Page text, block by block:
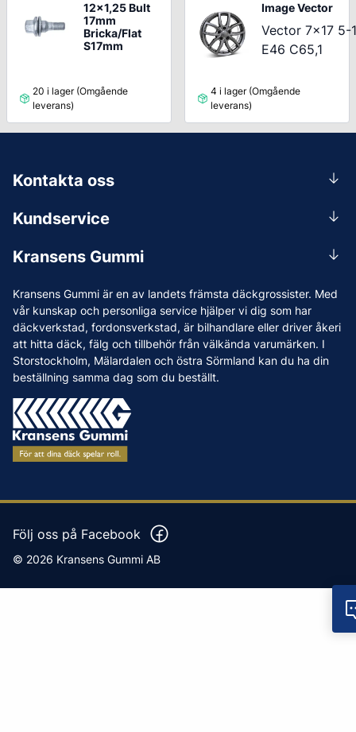
12x1,25 Bult
17mm
Bricka/Flat
S17mm
20 i lager (Omgående
leverans)
Image Vector
Vector 7x17 5-
E46 C65,1
4 i lager (Omgående
leverans)
Kransens Gummi är en av landets främsta däckgrossister. Med
vår kunskap och personliga service hjälper vi dig som har
däckverkstad, fordonsverkstad, är bilhandlare eller driver åkeri
att hitta däck, fälg och tillbehör från välkända varumärken. I
Storstockholm, Mälardalen och östra Sörmland kan du ha din
beställning samma dag som du beställt.
Kundservice
Leverans
Reklamation & återköp
Betalning & faktura
Köpvillkor
Vanliga frågor och svar
Kransens Gummi
Vi som jobbar på Kransens Gummi
Jobba hos oss
Nyheter
Tips & Råd
Varumärken
Våra Verkstäder
Press
Kontakta oss
0156-409 00
Mån-Tors 07.30-16:30, Fre 07.30-15.00.
Lunchstängt 12:00-12:30
Följ oss på Facebook
© 2026 Kransens Gummi AB